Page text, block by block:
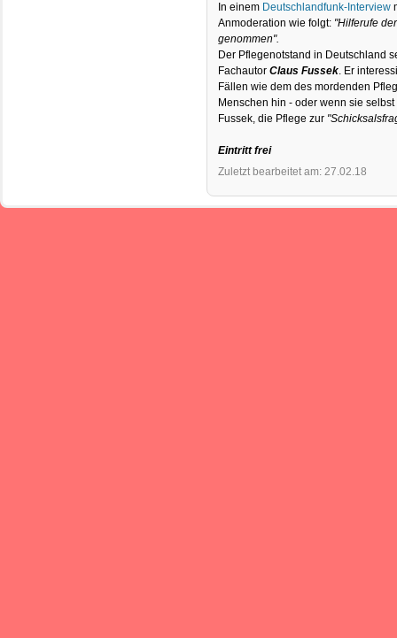
In einem Deutschlandfunk-Interview
Anmoderation wie folgt: "Hilferufe
genommen".
Der Pflegenotstand in Deutschland
FachautorClaus Fussek. Er
Fällen wie dem des mordenden
Menschen hin - oder wenn sie
Fussek, die Pflege zur
Eintritt frei
Zuletzt bearbeitet am: 27.02.18